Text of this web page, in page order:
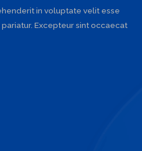
in voluptate velit esse
Excepteur sint occaecat